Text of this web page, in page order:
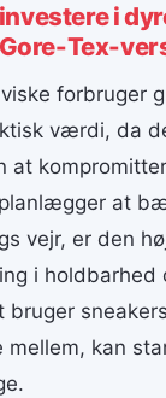
i
Tex-
forbruger
værdi, da
at
at
vejr, er den
i holdbarhed
mellem, kan